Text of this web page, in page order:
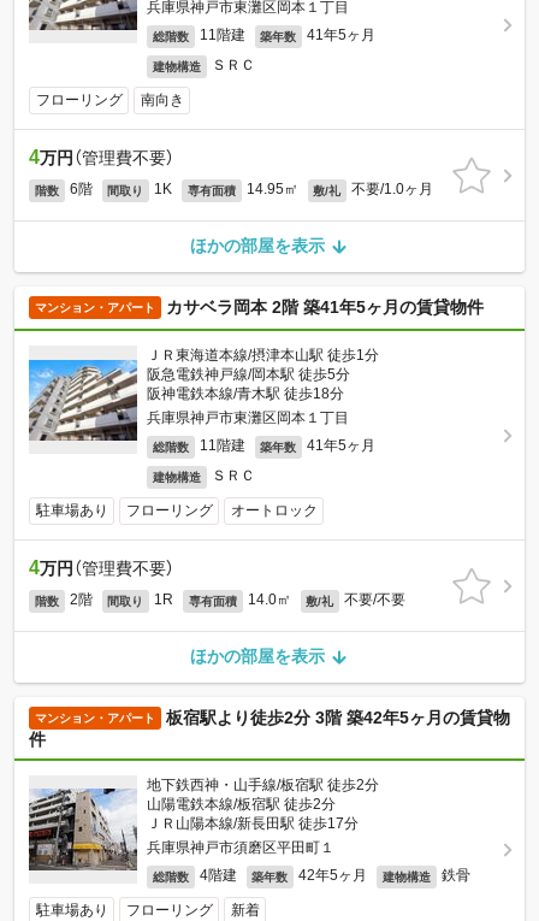
兵庫県神戸市東灘区岡本１丁目
総階数 11階建 築年数 41年5ヶ月
建物構造 ＳＲＣ
フローリング 南向き
4万円 （管理費不要）
階数 6階 間取り 1K 専有面積 14.95㎡ 敷/礼 不要/1.0ヶ月
ほかの部屋を表示
マンション・アパート カサベラ岡本 2階 築41年5ヶ月の賃貸物件
ＪＲ東海道本線/摂津本山駅 徒歩1分
阪急電鉄神戸線/岡本駅 徒歩5分
阪神電鉄本線/青木駅 徒歩18分
兵庫県神戸市東灘区岡本１丁目
総階数 11階建 築年数 41年5ヶ月
建物構造 ＳＲＣ
駐車場あり フローリング オートロック
4万円 （管理費不要）
階数 2階 間取り 1R 専有面積 14.0㎡ 敷/礼 不要/不要
ほかの部屋を表示
マンション・アパート
板宿駅より徒歩2分 3階 築42年5ヶ月の賃貸物
件
地下鉄西神・山手線/板宿駅 徒歩2分
山陽電鉄本線/板宿駅 徒歩2分
ＪＲ山陽本線/新長田駅 徒歩17分
兵庫県神戸市須磨区平田町１
総階数 4階建 築年数 42年5ヶ月 建物構造 鉄骨
駐車場あり フローリング 新着